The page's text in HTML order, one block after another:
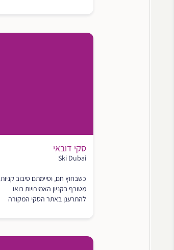
סקי דובאי
Ski Dubai‬
כשבחוץ חם, וסיימתם סיבוב קניות
מטורף בקניון האמירויות בואו
להתרענן באתר הסקי המקורה